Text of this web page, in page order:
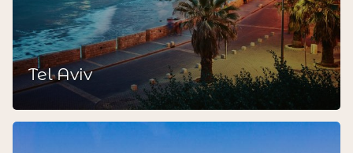
Tel Aviv